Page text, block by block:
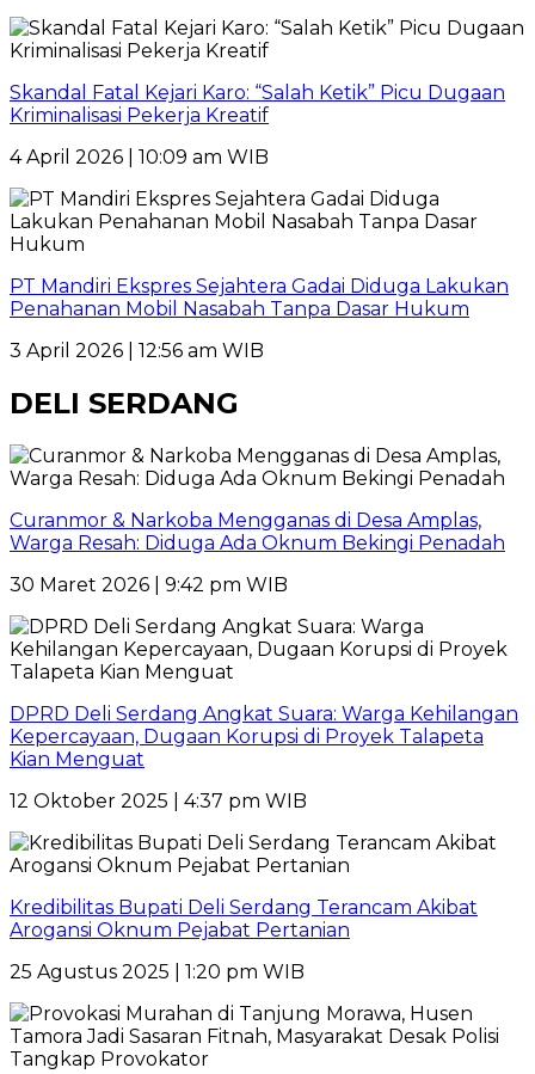
Skandal Fatal Kejari Karo: “Salah Ketik” Picu Dugaan
Kriminalisasi Pekerja Kreatif
4 April 2026 | 10:09 am WIB
PT Mandiri Ekspres Sejahtera Gadai Diduga Lakukan
Penahanan Mobil Nasabah Tanpa Dasar Hukum
3 April 2026 | 12:56 am WIB
DELI SERDANG
Curanmor & Narkoba Mengganas di Desa Amplas,
Warga Resah: Diduga Ada Oknum Bekingi Penadah
30 Maret 2026 | 9:42 pm WIB
DPRD Deli Serdang Angkat Suara: Warga Kehilangan
Kepercayaan, Dugaan Korupsi di Proyek Talapeta
Kian Menguat
12 Oktober 2025 | 4:37 pm WIB
Kredibilitas Bupati Deli Serdang Terancam Akibat
Arogansi Oknum Pejabat Pertanian
25 Agustus 2025 | 1:20 pm WIB